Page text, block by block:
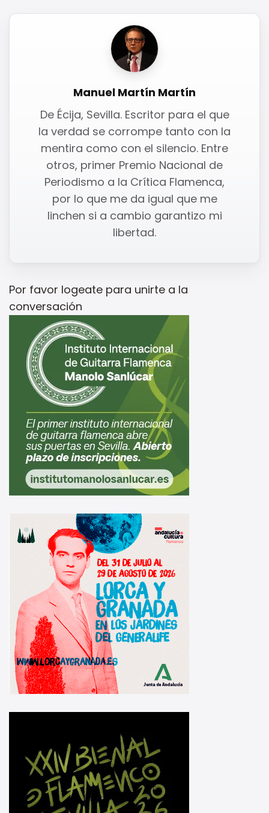
Manuel Martín Martín
De Écija, Sevilla. Escritor para el que
la verdad se corrompe tanto con la
mentira como con el silencio. Entre
otros, primer Premio Nacional de
Periodismo a la Crítica Flamenca,
por lo que me da igual que me
linchen si a cambio garantizo mi
libertad.
Por favor logeate para unirte a la
conversación